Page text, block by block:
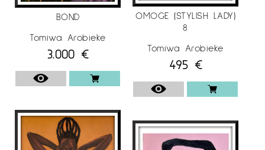
-Golden Ratio; Art is bond Gallery Houston,
-Mount; Soto Gallery, Lagos, Nigeria
-Familiar Relationship; Tribes Africa Art Gallery,
New York, U.S.A.
ART FAIRS
2023
BOND
Tomiwa Arobieke
3.000 €
OMOGE (STYLISH LADY)
8
Tomiwa Arobieke
495 €